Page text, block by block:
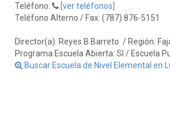
Teléfono:
[ver teléfonos]
Teléfono Alterno / Fax: (787) 876-5151
Director(a): Reyes B Barreto / Región:
Programa Escuela Abierta: SI / Escuela
Buscar Escuela de Nivel Elemental en